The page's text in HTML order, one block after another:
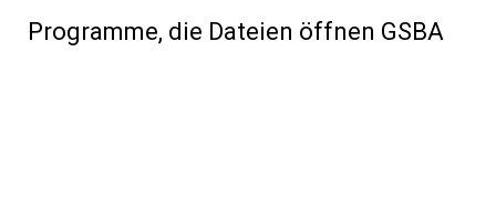
Programme, die Dateien öffnen GSBA